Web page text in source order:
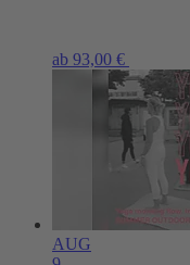
ab 93,00 €
AUG